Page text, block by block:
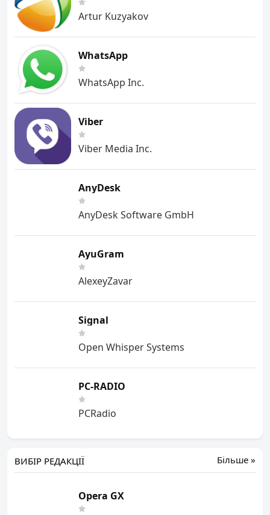
Artur Kuzyakov
WhatsApp
WhatsApp Inc.
Viber
Viber Media Inc.
AnyDesk
AnyDesk Software GmbH
AyuGram
AlexeyZavar
Signal
Open Whisper Systems
PC-RADIO
PCRadio
Більше »
ВИБІР РЕДАКЦІЇ
Opera GX